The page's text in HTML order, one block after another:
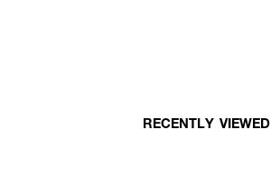
RECENTLY VIEWED